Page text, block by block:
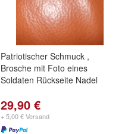
Patriotischer Schmuck ,
Brosche mit Foto eines
Soldaten Rückseite Nadel
29,90 €
+ 5,00 € Versand